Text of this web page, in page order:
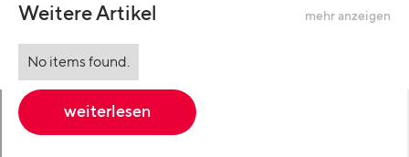
Weitere Artikel mehr anzeigen
No items found.
weiterlesen